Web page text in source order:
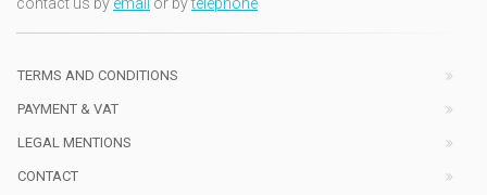
TERMS AND CONDITIONS
PAYMENT & VAT
LEGAL MENTIONS
CONTACT